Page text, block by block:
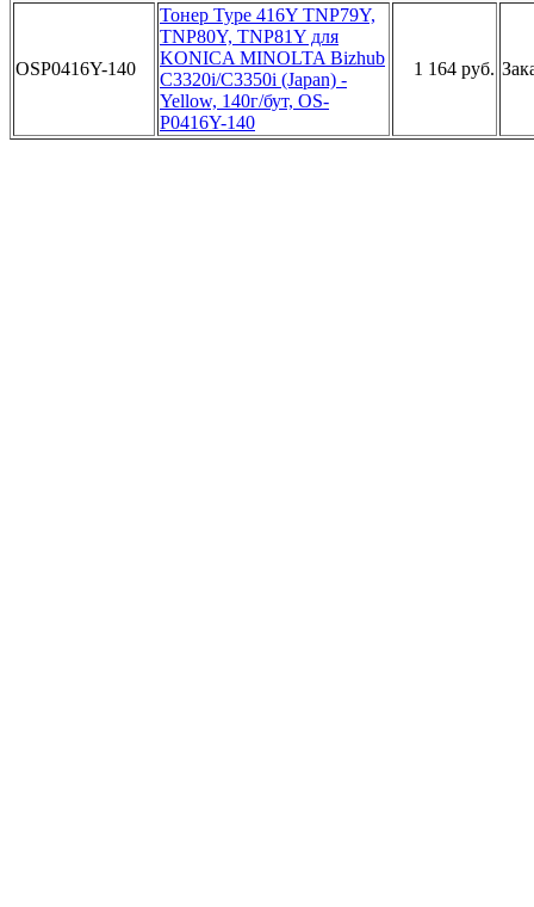
OSP0416Y-140
Тонер T­ype 416Y T­NP79Y,
TNP­80Y, TNP81­Y для
KONI­CA MINOLTA­ Bizhub
C3­320i/C3350­i (Japan) ­
Yellow, 14­0г/бут, OS­
P0416Y-140­
1 164 руб.